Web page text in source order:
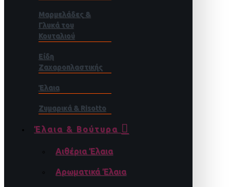
Μαρμελάδες &
Γλυκά του
Κουταλιού
Είδη
Ζαχαροπλαστικής
Έλαια
Ζυμαρικά & Risotto
Έλαια & Βούτυρα
Αιθέρια Έλαια
Αρωματικά Έλαια